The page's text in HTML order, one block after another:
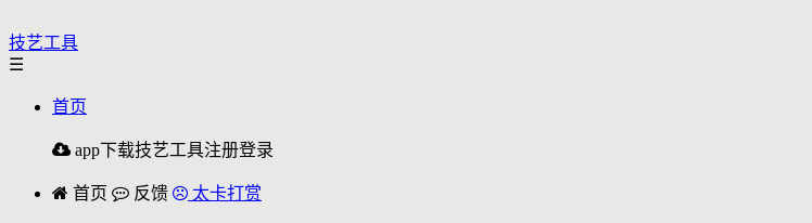
技艺工具
☰
首页
app下载技艺工具注册登录
首页 反馈 太卡打赏